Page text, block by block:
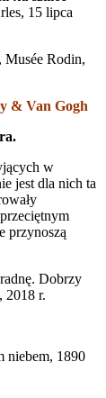
15 lipca
Musée Rodin,
& Van Gogh
w
jest dla nich ta
przynoszą
Dobrzy
2018 r.
niebem, 1890